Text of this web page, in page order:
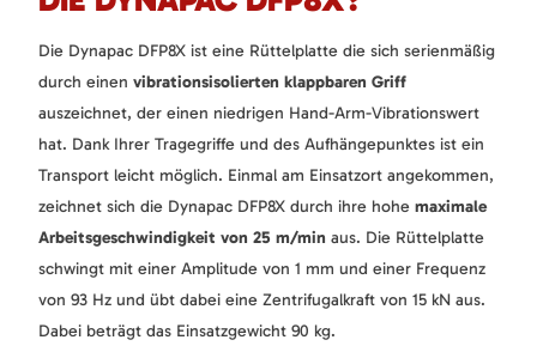
Die Dynapac DFP8X ist eine Rüttelplatte die sich serienmäßig
durch einen vibrationsisolierten klappbaren Griff
auszeichnet, der einen niedrigen Hand-Arm-Vibrationswert
hat. Dank Ihrer Tragegriffe und des Aufhängepunktes ist ein
Transport leicht möglich. Einmal am Einsatzort angekommen,
zeichnet sich die Dynapac DFP8X durch ihre hohe maximale
Arbeitsgeschwindigkeit von 25 m/min aus. Die Rüttelplatte
schwingt mit einer Amplitude von 1 mm und einer Frequenz
von 93 Hz und übt dabei eine Zentrifugalkraft von 15 kN aus.
Dabei beträgt das Einsatzgewicht 90 kg.